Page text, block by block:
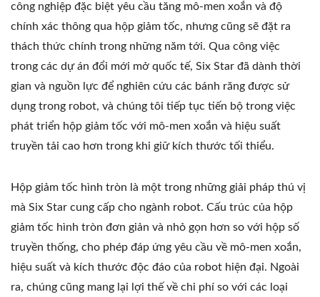
công nghiệp đặc biệt yêu cầu tăng mô-men xoắn và độ
chính xác thông qua hộp giảm tốc, nhưng cũng sẽ đặt ra
thách thức chính trong những năm tới. Qua công việc
trong các dự án đổi mới mở quốc tế, Six Star đã dành thời
gian và nguồn lực để nghiên cứu các bánh răng được sử
dụng trong robot, và chúng tôi tiếp tục tiến bộ trong việc
phát triển hộp giảm tốc với mô-men xoắn và hiệu suất
truyền tải cao hơn trong khi giữ kích thước tối thiểu.
Hộp giảm tốc hình tròn là một trong những giải pháp thú vị
mà Six Star cung cấp cho ngành robot. Cấu trúc của hộp
giảm tốc hình tròn đơn giản và nhỏ gọn hơn so với hộp số
truyền thống, cho phép đáp ứng yêu cầu về mô-men xoắn,
hiệu suất và kích thước độc đáo của robot hiện đại. Ngoài
ra, chúng cũng mang lại lợi thế về chi phí so với các loại